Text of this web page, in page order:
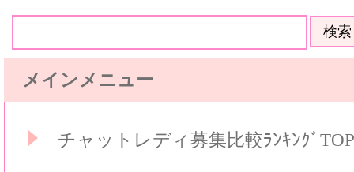
メインメニュー
チャットレディ募集比較ﾗﾝｷﾝｸﾞTOP